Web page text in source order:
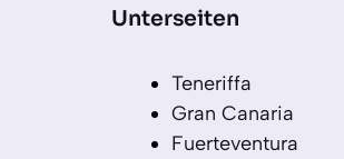
Unterseiten
Teneriffa
Gran Canaria
Fuerteventura